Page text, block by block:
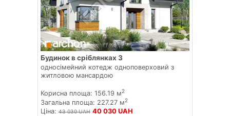
Будинок в сріблянках 3
односімейний котедж одноповерховий з
житловою мансардою
Корисна площа: 156.19 м2
Загальна площа: 227.27 м2
Ціна: 43 030 UAH 40 030 UAH